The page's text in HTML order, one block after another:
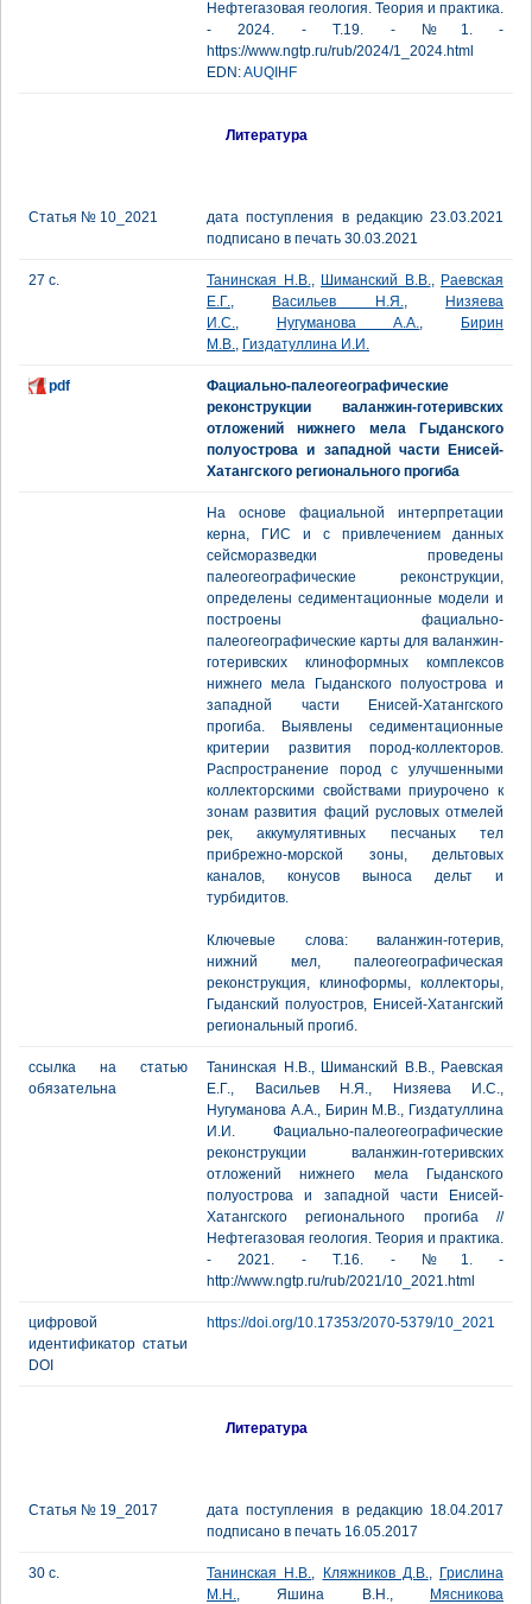
Нефтегазовая геология. Теория и практика.
- 2024. - Т.19. - №1. -
https://www.ngtp.ru/rub/2024/1_2024.html
EDN:AUQIHF
Литература
Статья № 10_2021
дата поступления в редакцию 23.03.2021
подписано в печать 30.03.2021
27 с. Танинская Н.В., Шиманский В.В., Раевская
Е.Г., Васильев Н.Я.,
Низяева
И.С., Нугуманова А.А.,
Бирин
М.В., Гиздатуллина И.И.
pdf
Фациально-палеогеографические
реконструкции валанжин-готеривских
отложений нижнего мела Гыданского
полуострова и западной части Енисей-
Хатангского регионального прогиба
На основе фациальной интерпретации
керна, ГИС и с привлечением данных
сейсморазведки проведены
палеогеографические реконструкции,
определены седиментационные модели и
построены фациально-
палеогеографические карты для валанжин-
готеривских клиноформных комплексов
нижнего мела Гыданского полуострова и
западной части Енисей-Хатангского
прогиба. Выявлены седиментационные
критерии развития пород-коллекторов.
Распространение пород с улучшенными
коллекторскими свойствами приурочено к
зонам развития фаций русловых отмелей
рек, аккумулятивных песчаных тел
прибрежно-морской зоны, дельтовых
каналов, конусов выноса дельт и
турбидитов.
Ключевые слова: валанжин-готерив,
нижний мел, палеогеографическая
реконструкция, клиноформы, коллекторы,
Гыданский полуостров, Енисей-Хатангский
региональный прогиб.
ссылка на статью
обязательна
Танинская Н.В., Шиманский В.В., Раевская
Е.Г., Васильев Н.Я., Низяева И.С.,
Нугуманова А.А., Бирин М.В., Гиздатуллина
И.И. Фациально-палеогеографические
реконструкции валанжин-готеривских
отложений нижнего мела Гыданского
полуострова и западной части Енисей-
Хатангского регионального прогиба //
Нефтегазовая геология. Теория и практика.
- 2021. - Т.16. - №1. -
http://www.ngtp.ru/rub/2021/10_2021.html
цифровой
идентификатор статьи
DOI
https://doi.org/10.17353/2070-5379/10_2021
Литература
Статья № 19_2017
дата поступления в редакцию 18.04.2017
подписано в печать 16.05.2017
30 с. Танинская Н.В., Кляжников Д.В., Грислина
М.Н., Яшина В.Н.,
Мясникова